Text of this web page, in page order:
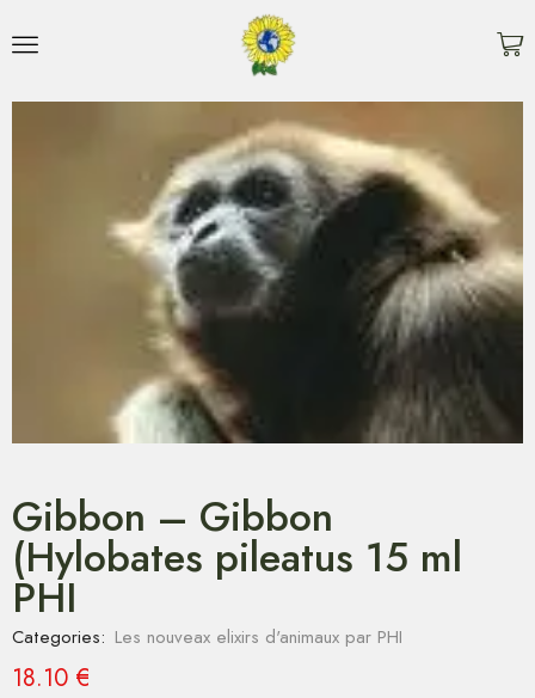
Gibbon – Gibbon
(Hylobates pileatus 15 ml
PHI
Categories: Les nouveax elixirs d'animaux par PHI
18.10 €